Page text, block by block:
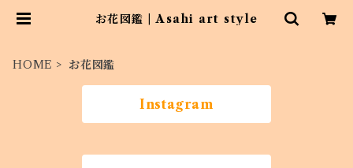
お花図鑑 | Asahi art style
HOME お花図鑑
Instagram